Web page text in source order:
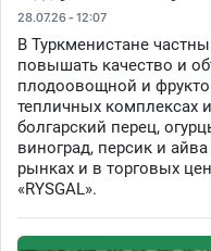
28.07.26 - 12:07
В Туркменистане
повышать качество и
плодоовощной и
тепличных комплексах
болгарский перец,
виноград, персик и
рынках и в торговых
«RYSGAL».